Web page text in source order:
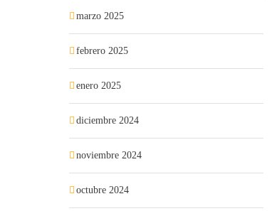
marzo 2025
febrero 2025
enero 2025
diciembre 2024
noviembre 2024
octubre 2024